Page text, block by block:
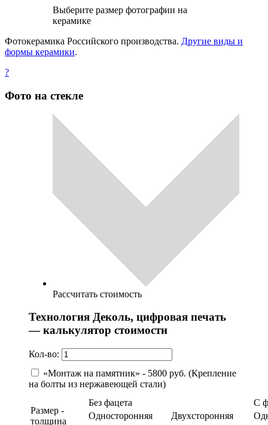
Выберите размер фотографии на
керамике
Фотокерамика Российского производства. Другие виды и
формы керамики.
?
Фото на стекле
Рассчитать стоимость
Технология Деколь, цифровая печать
— калькулятор стоимости
Кол-во:
«Монтаж на памятник» - 5800 руб. (Крепление
на болты из нержавеющей стали)
Размер -
толщина
Без фацета
С
Односторонняя
Двухсторонняя